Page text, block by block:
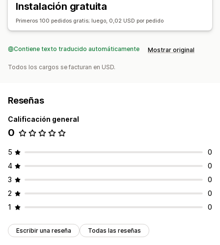
Instalación gratuita
Primeros 100 pedidos gratis; luego, 0,02 USD por pedido
Contiene texto traducido automáticamente Mostrar original
Todos los cargos se facturan en USD.
Reseñas
Calificación general
0
5
0
4
0
3
0
2
0
1
0
Escribir una reseña Todas las reseñas